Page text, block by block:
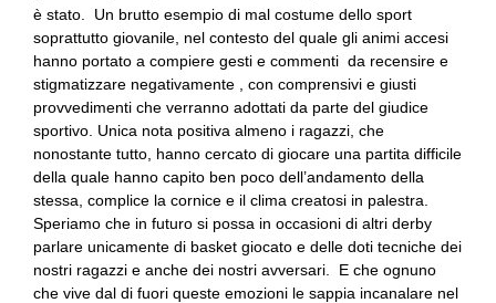
è stato. Un brutto esempio di mal costume dello sport
soprattutto giovanile, nel contesto del quale gli animi accesi
hanno portato a compiere gesti e commenti da recensire e
stigmatizzare negativamente , con comprensivi e giusti
provvedimenti che verranno adottati da parte del giudice
sportivo. Unica nota positiva almeno i ragazzi, che
nonostante tutto, hanno cercato di giocare una partita difficile
della quale hanno capito ben poco dell’andamento della
stessa, complice la cornice e il clima creatosi in palestra.
Speriamo che in futuro si possa in occasioni di altri derby
parlare unicamente di basket giocato e delle doti tecniche dei
nostri ragazzi e anche dei nostri avversari. E che ognuno
che vive dal di fuori queste emozioni le sappia incanalare nel